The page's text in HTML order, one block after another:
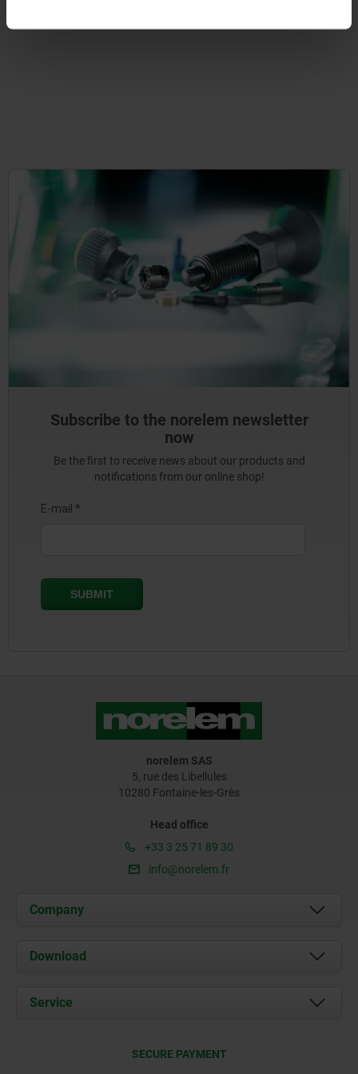
Subscribe to the norelem newsletter
now
Be the first to receive news about our products and
notifications from our online shop!
norelem SAS
5, rue des Libellules
10280 Fontaine-les-Grès
Head office
+33 3 25 71 89 30
info@norelem.fr
Company
About us
Contact
Download
Documents
Service
SECURE PAYMENT